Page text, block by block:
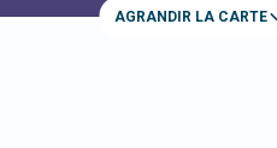
AGRANDIR LA CARTE